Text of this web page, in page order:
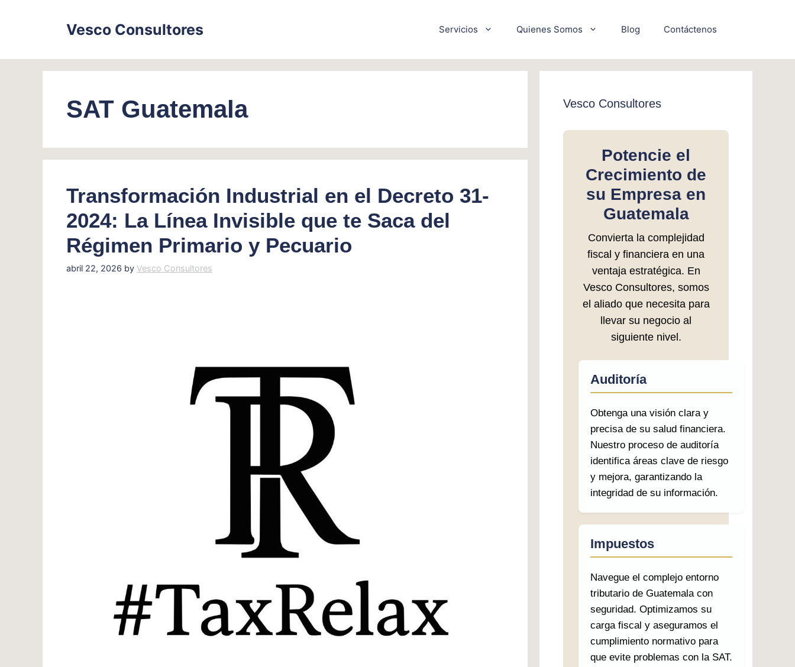
Vesco Consultores Servicios Quienes Somos Blog Contáctenos
SAT Guatemala
Transformación Industrial en el Decreto 31-
2024: La Línea Invisible que te Saca del
Régimen Primario y Pecuario
abril 22, 2026 by Vesco Consultores
Vesco Consultores
Potencie el
Crecimiento de
su Empresa en
Guatemala
Convierta la complejidad
fiscal y financiera en una
ventaja estratégica. En
Vesco Consultores, somos
el aliado que necesita para
llevar su negocio al
siguiente nivel.
Auditoría
Obtenga una visión clara y
precisa de su salud financiera.
Nuestro proceso de auditoría
identifica áreas clave de riesgo
y mejora, garantizando la
integridad de su información.
Impuestos
Navegue el complejo entorno
tributario de Guatemala con
seguridad. Optimizamos su
carga fiscal y aseguramos el
cumplimiento normativo para
que evite problemas con la SAT.